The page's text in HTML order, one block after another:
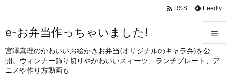
e-お弁当作っちゃいました!
宮澤真理のかわいいお絵かきお弁当(オリジナルのキャラ弁)を公
開。ウィンナー飾り切りやかわいいスィーツ、ランチプレート、ア
ニメや作り方動画も


メニュ
 RSS Feedly